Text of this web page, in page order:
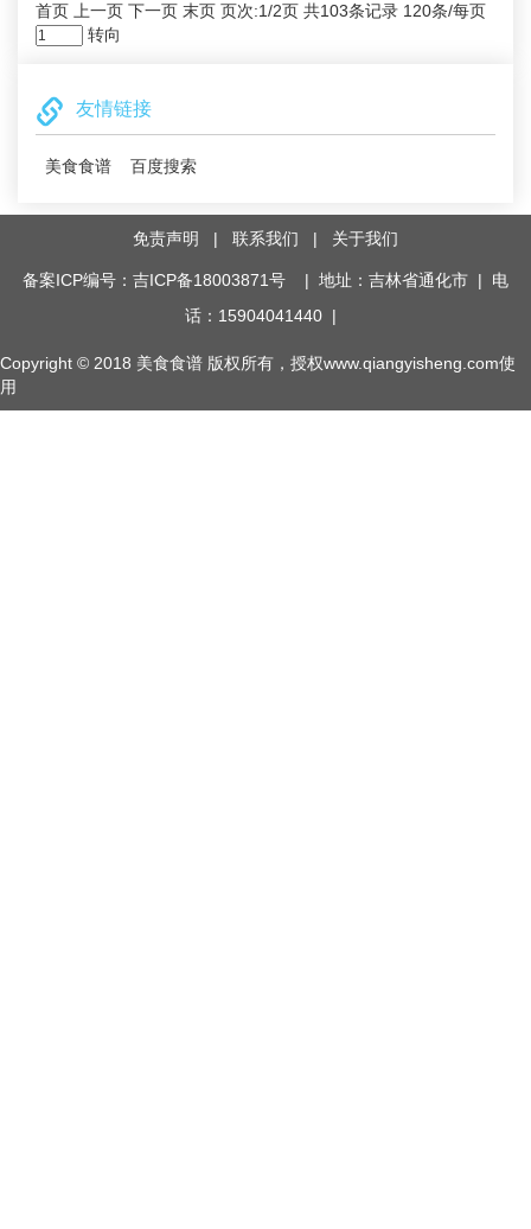
首页 上一页 下一页 末页 页次:1/2页 共103条记录 120条/每页
转向
友情链接
美食食谱 百度搜索
免责声明 | 联系我们 | 关于我们
备案ICP编号：吉ICP备18003871号 | 地址：吉林省通化市 | 电
话：15904041440 |
Copyright © 2018 美食食谱 版权所有，授权www.qiangyisheng.com使
用